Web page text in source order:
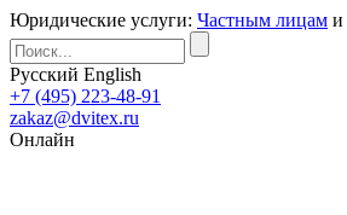
Юридические услуги: Частным лицам и
Русский English
+7 (495) 223-48-91
zakaz@dvitex.ru
Онлайн